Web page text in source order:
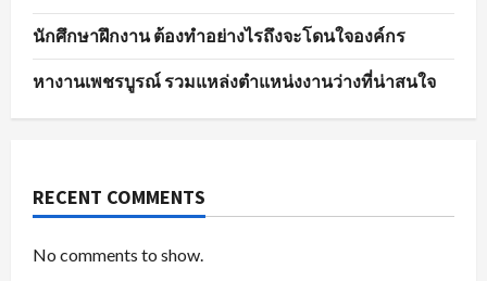
นักศึกษาฝึกงาน ต้องทำอย่างไรถึงจะโดนใจองค์กร
หางานเพชรบูรณ์ รวมแหล่งตำแหน่งงานว่างที่น่าสนใจ
RECENT COMMENTS
No comments to show.